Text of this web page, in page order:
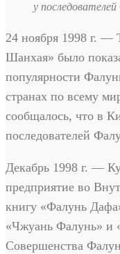
у
24 ноября 1998 г. —
Шанхая» было
популярности
странах по всему
сообщалось, что в
последователей
Декабрь 1998 г. —
предприятие во
книгу «Фалунь
«Чжуань Фалунь» и
Совершенства